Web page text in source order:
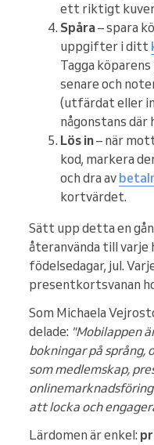
ett riktigt
Spåra– spara
uppgifter i ditt
Tagga
senare och
(utfärdat eller
någonstans där
Lös in– när
kod, markera
och dra av
kortvärdet.
Sätt upp detta en
återanvända till varje
födelsedagar, jul.
presentkortsvanan
Som Michaela
delade: "Mobilappen
bokningar på
som medlemskap,
att locka och
Lärdomen är enkel: